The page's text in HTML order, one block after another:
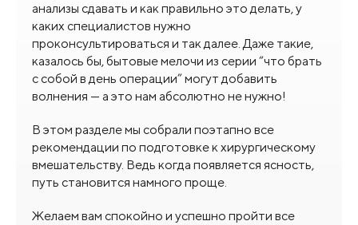
анализы сдавать и как правильно это делать, у
каких специалистов нужно
проконсультироваться и так далее. Даже такие,
казалось бы, бытовые мелочи из серии “что брать
с собой в день операции” могут добавить
волнения — а это нам абсолютно не нужно!
В этом разделе мы собрали поэтапно все
рекомендации по подготовке к хирургическому
вмешательству. Ведь когда появляется ясность,
путь становится намного проще.
Желаем вам спокойно и успешно пройти все